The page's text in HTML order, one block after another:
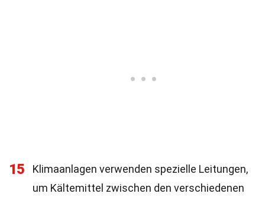
15
Klimaanlagen verwenden spezielle Leitungen,
um Kältemittel zwischen den verschiedenen